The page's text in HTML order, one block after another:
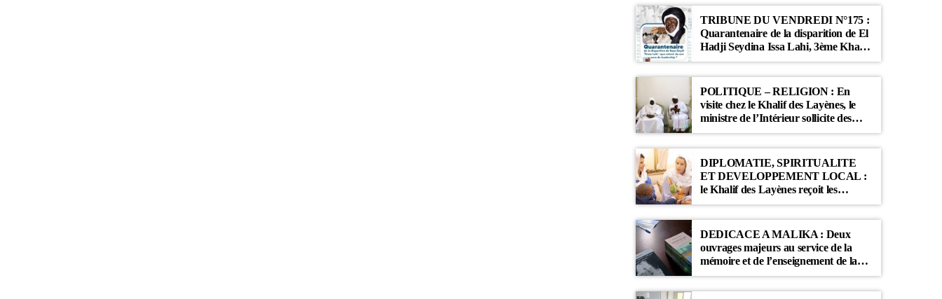
TRIBUNE DU VENDREDI N°175 :
Quarantenaire de la disparition de El
Hadji Seydina Issa Lahi, 3ème Khalif
des Ahloulahi
POLITIQUE – RELIGION : En
visite chez le Khalif des Layènes, le
ministre de l’Intérieur sollicite des
prières pour le Sénégal
DIPLOMATIE, SPIRITUALITE
ET DEVELOPPEMENT LOCAL :
le Khalif des Layènes reçoit les
ambassadrices de Belgique et des
Pays-Bas
DEDICACE A MALIKA : Deux
ouvrages majeurs au service de la
mémoire et de l’enseignement de la
Communauté Layène